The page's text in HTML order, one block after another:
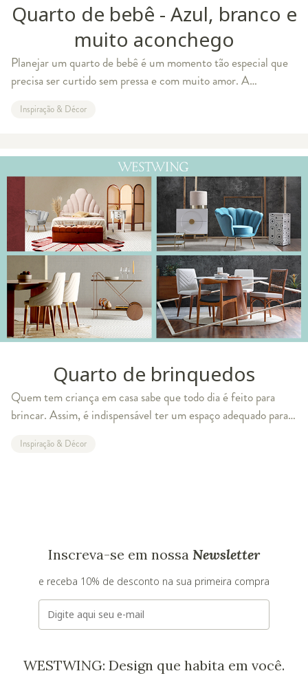
Quarto de bebê - Azul, branco e
muito aconchego
Planejar um quarto de bebê é um momento tão especial que
precisa ser curtido sem pressa e com muito amor. A
para ter o máximo de aconchego n
Inspiração & Décor
Quarto de brinquedos
Quem tem criança em casa sabe que todo dia é feito para
brincar. Assim, é indispensável ter um espaço adequado para
diversão. Veja um quarto de
Inspiração & Décor
Inscreva-se em nossa Newsletter
e receba 10% de desconto na sua primeira compra
E-mail
WESTWING: Design que habita em você.